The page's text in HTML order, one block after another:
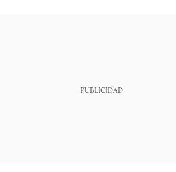
PUBLICIDAD